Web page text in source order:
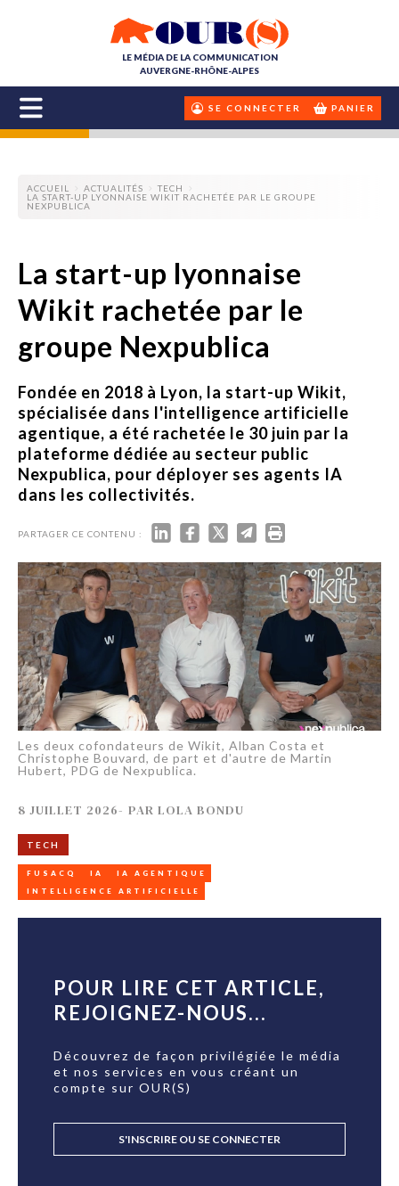
LE MÉDIA DE LA COMMUNICATION
AUVERGNE-RHÔNE-ALPES
SE CONNECTER PANIER
ACCUEIL ACTUALITÉS
TECH
LA START-UP LYONNAISE WIKIT RACHETÉE PAR LE GROUPE
NEXPUBLICA
La start-up lyonnaise
Wikit rachetée par le
groupe Nexpublica
Fondée en 2018 à Lyon, la start-up Wikit,
spécialisée dans l'intelligence artificielle
agentique, a été rachetée le 30 juin par la
plateforme dédiée au secteur public
Nexpublica, pour déployer ses agents IA
dans les collectivités.
PARTAGER CE CONTENU :
Les deux cofondateurs de Wikit, Alban Costa et
Christophe Bouvard, de part et d'autre de Martin
Hubert, PDG de Nexpublica.
8 JUILLET 2026- PAR LOLA BONDU
TECH
FUSACQ IA
IA AGENTIQUE
INTELLIGENCE ARTIFICIELLE
POUR LIRE CET ARTICLE,
REJOIGNEZ-NOUS...
Découvrez de façon privilégiée le média
et nos services en vous créant un
compte sur OUR(S)
S'INSCRIRE OU SE CONNECTER